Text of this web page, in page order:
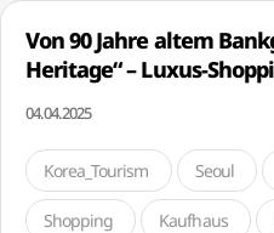
Von 90 Jahre altem
Heritage“ – Luxus-
04.04.2025
Korea_Tourism Seoul
Shopping Kaufhaus